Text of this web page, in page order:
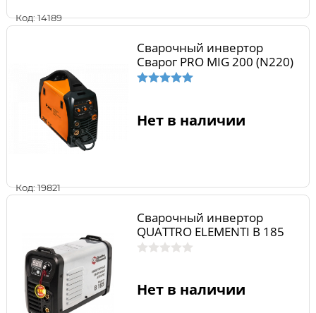
Код: 14189
Код: 19821
Сварочный инвертор
Сварог PRO MIG 200 (N220)
Нет в наличии
Сварочный инвертор
QUATTRO ELEMENTI B 185
Нет в наличии